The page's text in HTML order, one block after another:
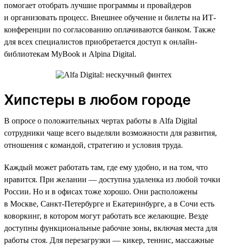
помогает отобрать лучшие программы и провайдеров
и организовать процесс. Внешнее обучение и билеты на ИТ-
конференции по согласованию оплачиваются банком. Также
для всех специалистов приобретается доступ к онлайн-
библиотекам MyBook и Alpina Digital.
Хипстеры в любом городе
В опросе о положительных чертах работы в Alfa Digital
сотрудники чаще всего выделяли возможности для развития,
отношения с командой, стратегию и условия труда.
Каждый может работать там, где ему удобно, и на том, что
нравится. При желании — доступна удаленка из любой точки
России. Но и в офисах тоже хорошо. Они расположены
в Москве, Санкт-Петербурге и Екатеринбурге, а в Сочи есть
коворкинг, в котором могут работать все желающие. Везде
доступны функциональные рабочие зоны, включая места для
работы стоя. Для перезагрузки — кикер, теннис, массажные